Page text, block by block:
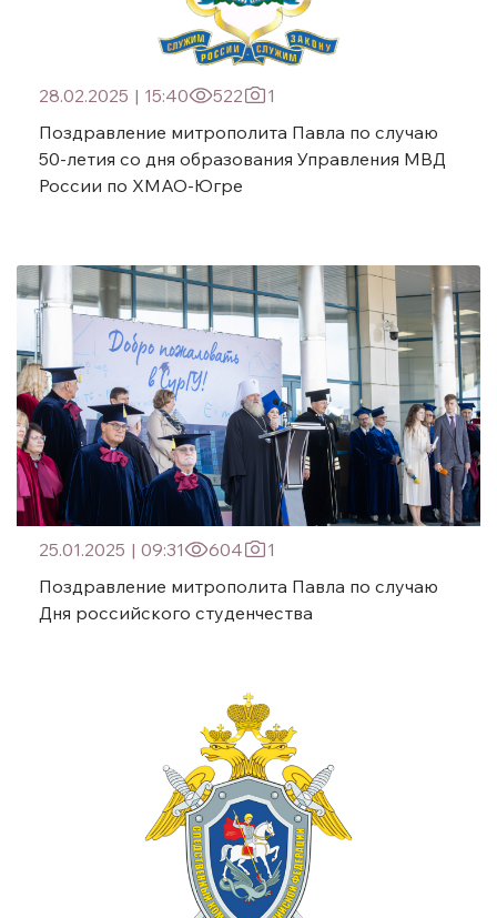
28.02.2025 | 15:40 522
1
Поздравление митрополита Павла по случаю
50-летия со дня образования Управления МВД
России по ХМАО-Югре
25.01.2025 | 09:31 604
1
Поздравление митрополита Павла по случаю
Дня российского студенчества